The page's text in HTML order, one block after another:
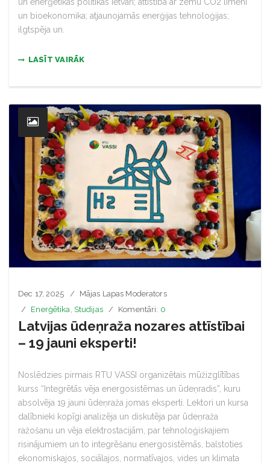
un enerģētikas politikas ietvari; attīstība ar zemu CO2 līmeni
un bioekonomika; atjaunojamās enerģijas tehnoloģijas;
ilgtspēja un.
LASĪT VAIRĀK
Dec 17, 2025
Mājas Lapas Moderators
Enerģētika, Studijas Komentāri: 0
Latvijas ūdeņraža nozares attīstībai
– 19 jauni eksperti!
Noslēdzies pirmais RTU VASSI organizētais mūžizglītības
kurss “Integrētās vēja energosistēmas un ūdeņradis”, kuru
absolvēja 19 jauni ūdeņraža jomas eksperti. Lektori un kursa
dalībnieki kopīgi analizēja un diskutēja par ūdeņraža
ražošanu un vēja elektrostacijām, par tehnoloģiskajiem
risinājumiem un to integrēšanu energosistēmās, balstoties
ekonomiskajos, sociālajos, normatīvajos, vides un klimata